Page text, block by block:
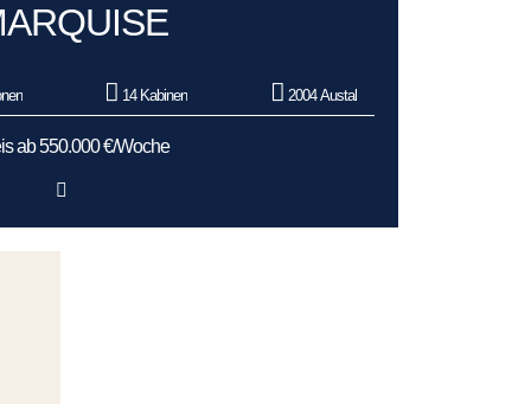
14 Kabinen 2004 Austal
ab 550.000 €/Woche